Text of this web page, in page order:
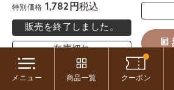
特別価格 1,782 税込
販売を終了しました。
在庫切れ
再入荷お知らせ
メニュー 商品一覧 クーポン